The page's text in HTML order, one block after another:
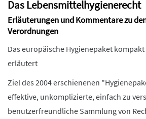
Das Lebensmittelhygienerecht
Erläuterungen und Kommentare zu
Verordnungen
Das europäische Hygienepaket
erläutert
Ziel des 2004 erschienenen
effektive, unkomplizierte, einfach zu
benutzerfreundliche Sammlung von